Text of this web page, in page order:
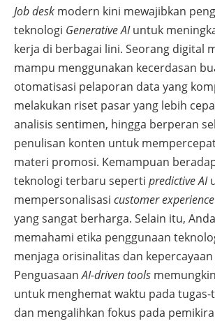
Job desk modern kini mewajibkan
teknologi Generative AIuntuk
kerja di berbagai lini. Seorang digital
mampu menggunakan kecerdasan
otomatisasi pelaporan data yang
melakukan riset pasar yang lebih
analisis sentimen, hingga berperan
penulisan konten untuk
materi promosi. Kemampuan
teknologi terbaru seperti predictive AI
mempersonalisasi customer experience
yang sangat berharga. Selain itu,
memahami etika penggunaan
menjaga orisinalitas dan
PenguasaanAI-driven tools
untuk menghemat waktu pada
dan mengalihkan fokus pada